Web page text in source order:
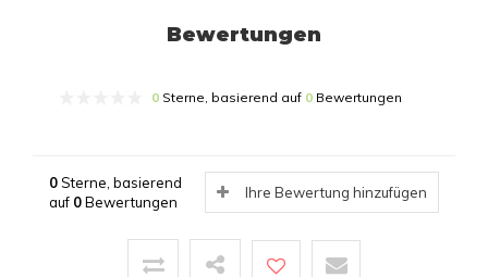
Bewertungen
0 Sterne, basierend auf 0 Bewertungen
0Sterne, basierend
auf 0Bewertungen
Ihre Bewertung hinzufügen